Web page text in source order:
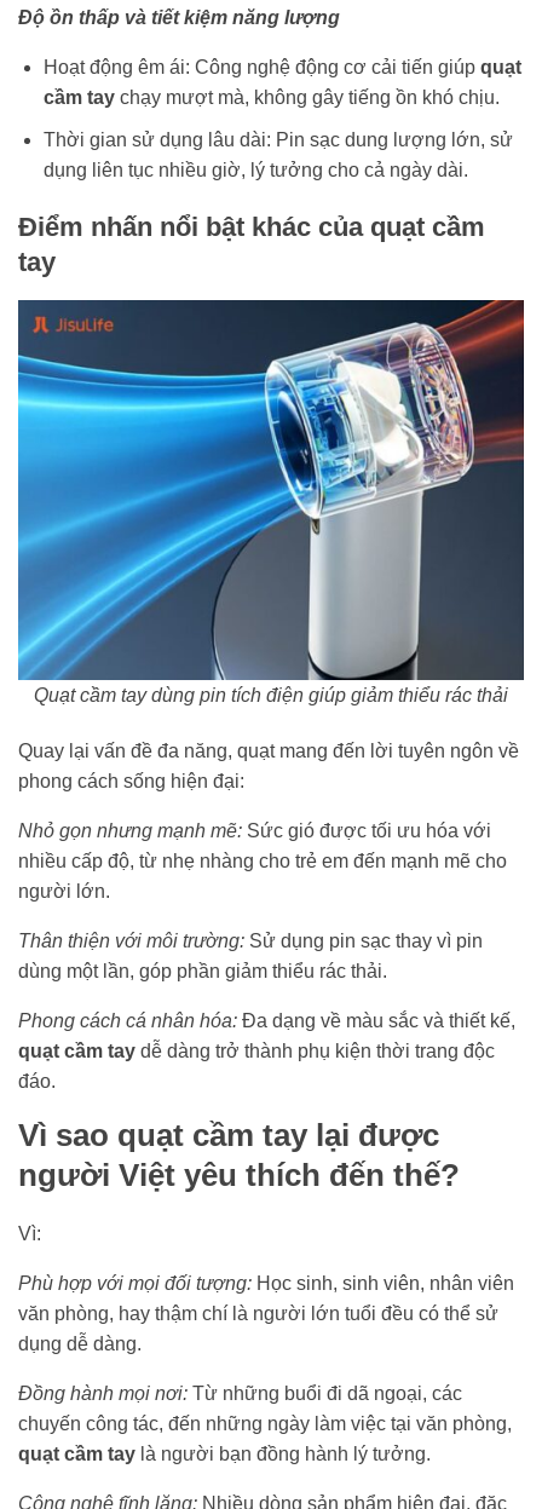
Độ ồn thấp và tiết kiệm năng lượng
Hoạt động êm ái: Công nghệ động cơ cải tiến giúp quạt
cầm taychạy mượt mà, không gây tiếng ồn khó chịu.
Thời gian sử dụng lâu dài: Pin sạc dung lượng lớn, sử
dụng liên tục nhiều giờ, lý tưởng cho cả ngày dài.
Điểm nhấn nổi bật khác của quạt cầm
tay
Quạt cầm tay dùng pin tích điện giúp giảm thiểu rác thải
Quay lại vấn đề đa năng, quạt mang đến lời tuyên ngôn về
phong cách sống hiện đại:
Nhỏ gọn nhưng mạnh mẽ: Sức gió được tối ưu hóa với
nhiều cấp độ, từ nhẹ nhàng cho trẻ em đến mạnh mẽ cho
người lớn.
Thân thiện với môi trường: Sử dụng pin sạc thay vì pin
dùng một lần, góp phần giảm thiểu rác thải.
Phong cách cá nhân hóa: Đa dạng về màu sắc và thiết kế,
quạt cầm tay dễ dàng trở thành phụ kiện thời trang độc
đáo.
Vì sao quạt cầm tay lại được
người Việt yêu thích đến thế?
Vì:
Phù hợp với mọi đối tượng: Học sinh, sinh viên, nhân viên
văn phòng, hay thậm chí là người lớn tuổi đều có thể sử
dụng dễ dàng.
Đồng hành mọi nơi: Từ những buổi đi dã ngoại, các
chuyến công tác, đến những ngày làm việc tại văn phòng,
quạt cầm tay là người bạn đồng hành lý tưởng.
Công nghệ tĩnh lặng: Nhiều dòng sản phẩm hiện đại, đặc